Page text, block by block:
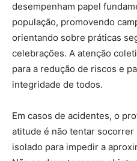
desempenham papel
população, promovendo
orientando sobre práticas
celebrações. A atenção
para a redução de riscos e
integridade de todos.
Em casos de acidentes, o
atitude é não tentar
isolado para impedir a